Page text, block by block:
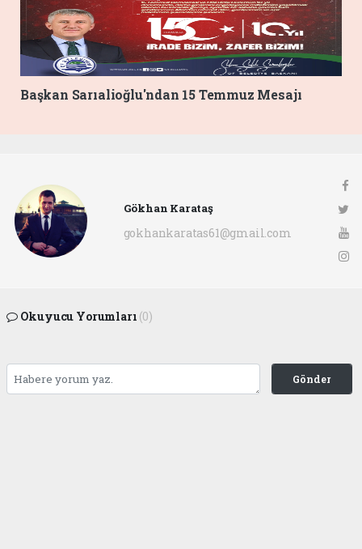
Başkan Sarıalioğlu'ndan 15 Temmuz Mesajı
Gökhan Karataş
gokhankaratas61@gmail.com
Okuyucu Yorumları (0)
Gönder